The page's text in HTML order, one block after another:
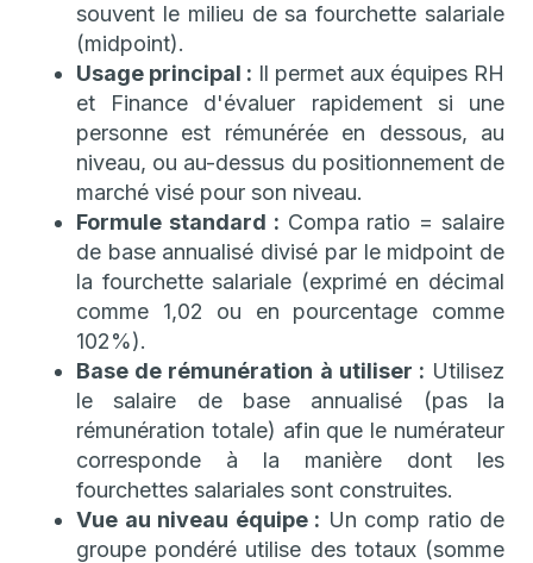
souvent le milieu de sa fourchette salariale
(midpoint).
Usage principal : Il permet aux équipes RH
et Finance d'évaluer rapidement si une
personne est rémunérée en dessous, au
niveau, ou au-dessus du positionnement de
marché visé pour son niveau.
Formule standard : Compa ratio = salaire
de base annualisé divisé par le midpoint de
la fourchette salariale (exprimé en décimal
comme 1,02 ou en pourcentage comme
102%).
Base de rémunération à utiliser : Utilisez
le salaire de base annualisé (pas la
rémunération totale) afin que le numérateur
corresponde à la manière dont les
fourchettes salariales sont construites.
Vue au niveau équipe : Un comp ratio de
groupe pondéré utilise des totaux (somme